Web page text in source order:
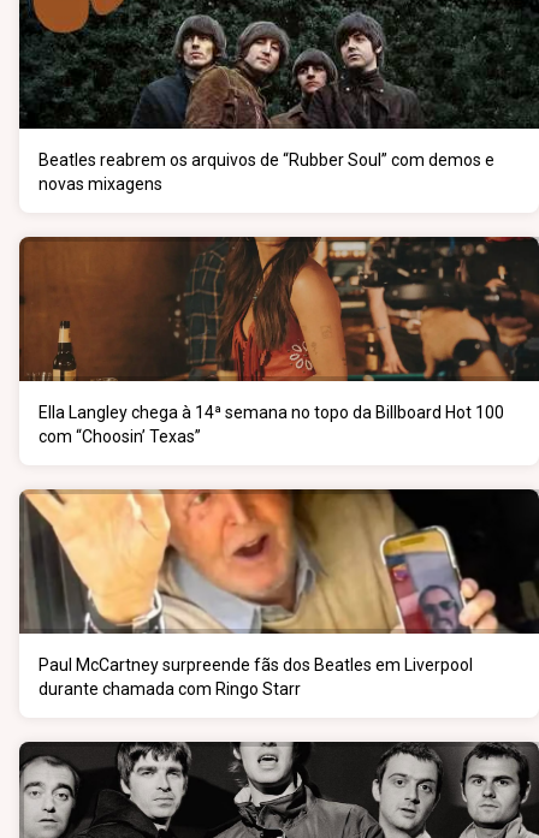
Beatles reabrem os arquivos de “Rubber Soul” com demos e
novas mixagens
Ella Langley chega à 14ª semana no topo da Billboard Hot 100
com “Choosin’ Texas”
Paul McCartney surpreende fãs dos Beatles em Liverpool
durante chamada com Ringo Starr